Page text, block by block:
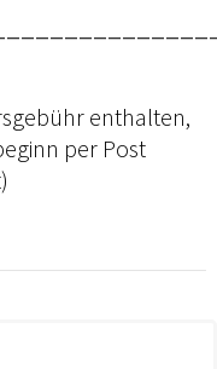
enthalten,
per Post